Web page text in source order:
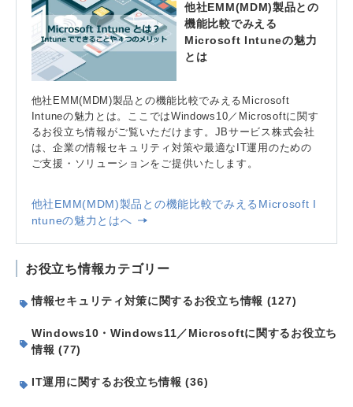
他社EMM(MDM)製品との
機能比較でみえる
Microsoft Intuneの魅力
とは
他社EMM(MDM)製品との機能比較でみえるMicrosoft
Intuneの魅力とは。ここではWindows10／Microsoftに関す
るお役立ち情報がご覧いただけます。JBサービス株式会社
は、企業の情報セキュリティ対策や最適なIT運用のための
ご支援・ソリューションをご提供いたします。
他社EMM(MDM)製品との機能比較でみえるMicrosoft I
ntuneの魅力とはへ
お役立ち情報カテゴリー
情報セキュリティ対策に関するお役立ち情報 (127)
Windows10・Windows11／Microsoftに関するお役立ち
情報 (77)
IT運用に関するお役立ち情報 (36)